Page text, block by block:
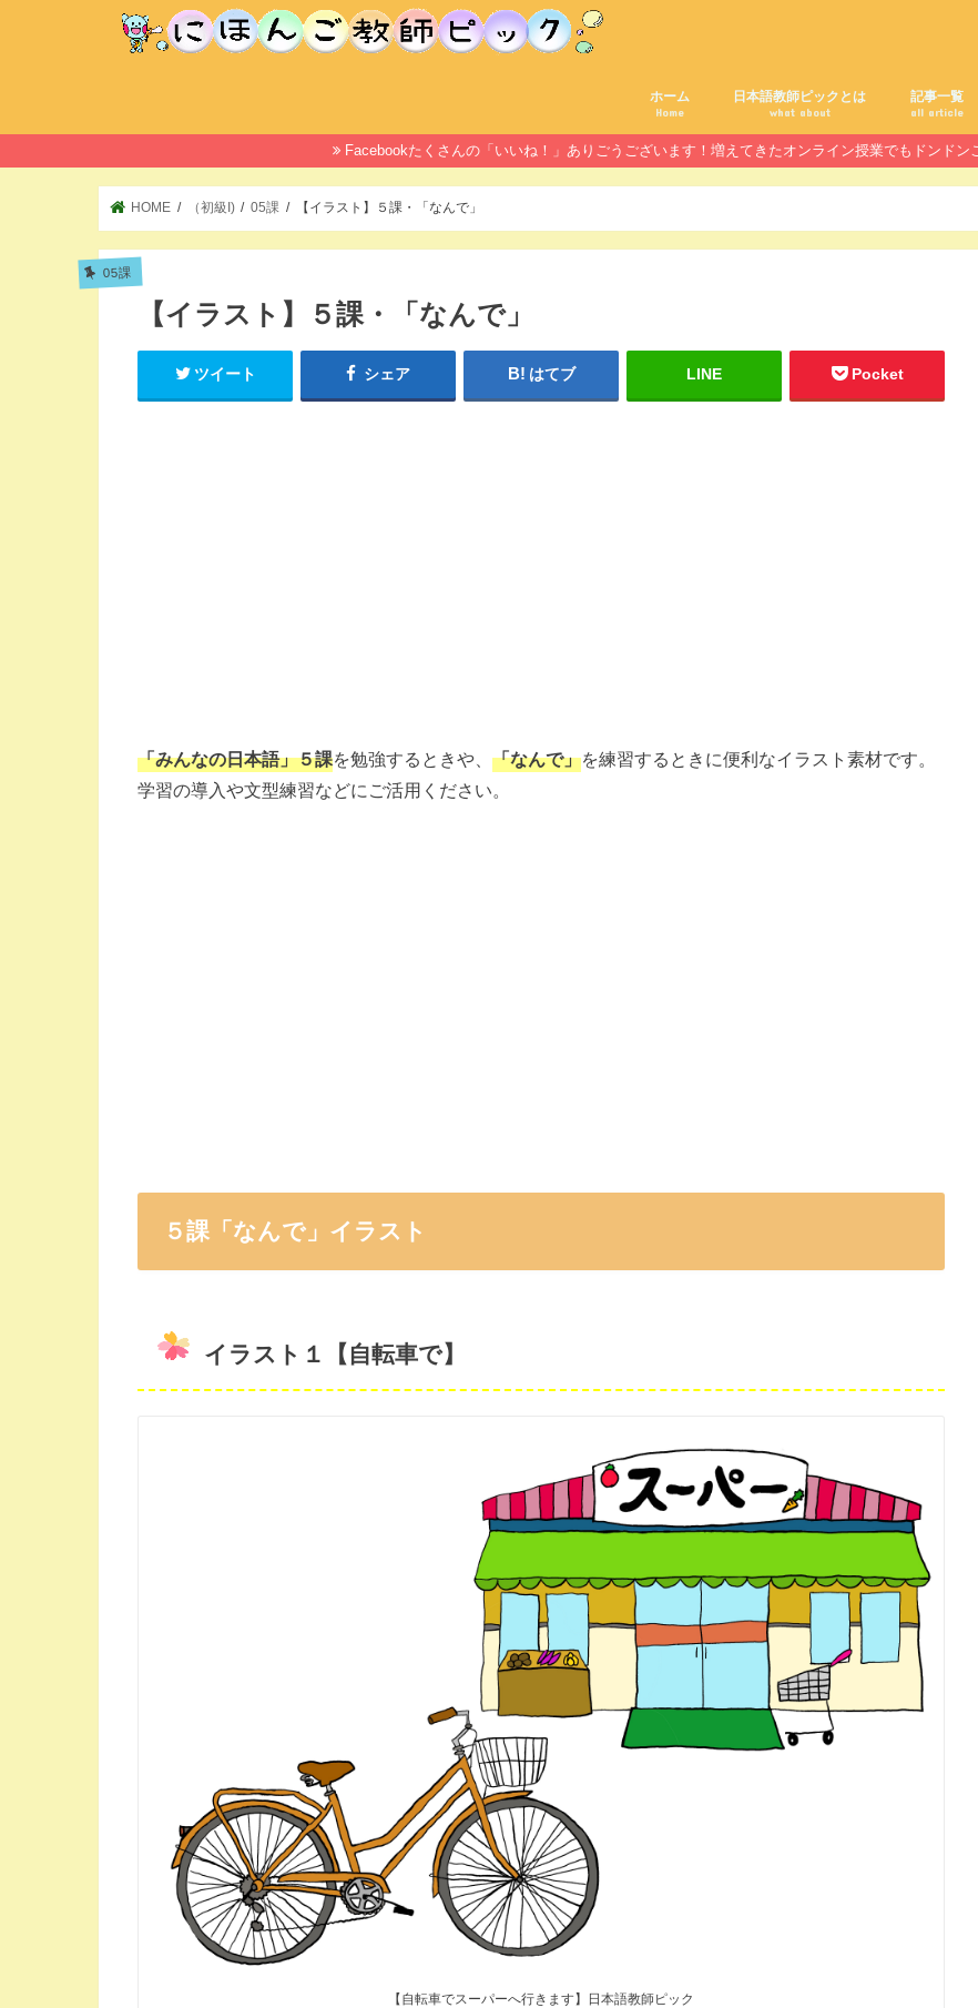
ホーム
Home
日本語教師ピックとは
what about
記事一覧
all article
Facebookたくさんの「いいね！」ありごうございます！増えてきたオンライン授業でもドンドン
HOME （初級I) 05課 【イラスト】５課・「なんで」
05課
【イラスト】５課・「なんで」
ツイート シェア はてブ LINE Pocket
「みんなの日本語」５課を勉強するときや、 「なんで」を練習するときに便利なイラスト素材です。
学習の導入や文型練習などにご活用ください。
５課「なんで」イラスト
イラスト１【自転車で】
【自転車でスーパーへ行きます】日本語教師ピック